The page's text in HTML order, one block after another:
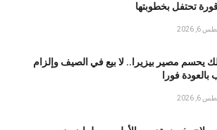
تحتفل بخطوبتها
6, 2026
يحسم مصير بيزيرا.. لا بيع في الصيف وإلزام
بالعودة فورا
6, 2026